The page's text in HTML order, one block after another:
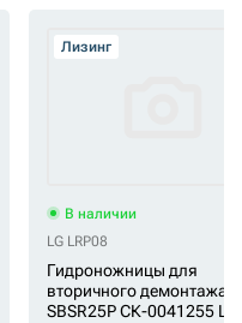
Лизинг
В наличии
LG LRP08
Гидроножницы для
вторичного демонтажа
SBSR25P СК-0041255 LG